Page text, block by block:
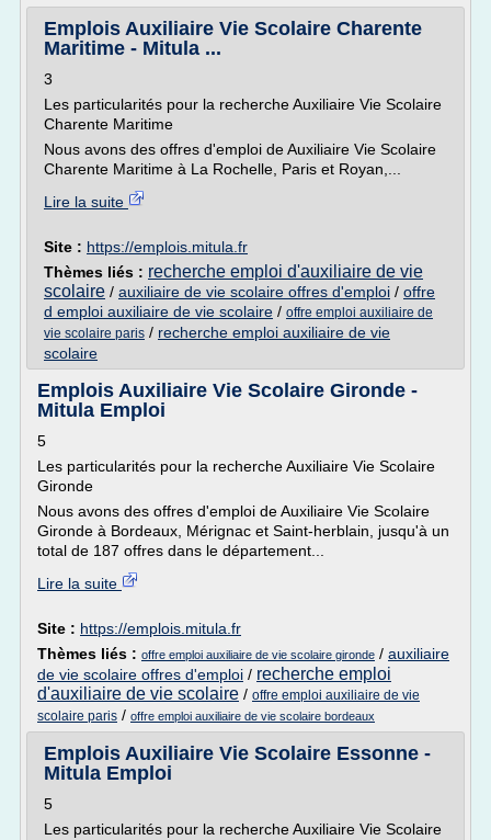
Emplois Auxiliaire Vie Scolaire Charente
Maritime - Mitula ...
3
Les particularités pour la recherche Auxiliaire Vie Scolaire
Charente Maritime
Nous avons des offres d'emploi de Auxiliaire Vie Scolaire
Charente Maritime à La Rochelle, Paris et Royan,...
Lire la suite
Site : https://emplois.mitula.fr
Thèmes liés : recherche emploi d'auxiliaire de vie
scolaire / auxiliaire de vie scolaire offres d'emploi / offre
d emploi auxiliaire de vie scolaire / offre emploi auxiliaire de
vie scolaire paris / recherche emploi auxiliaire de vie
scolaire
Emplois Auxiliaire Vie Scolaire Gironde -
Mitula Emploi
5
Les particularités pour la recherche Auxiliaire Vie Scolaire
Gironde
Nous avons des offres d'emploi de Auxiliaire Vie Scolaire
Gironde à Bordeaux, Mérignac et Saint-herblain, jusqu'à un
total de 187 offres dans le département...
Lire la suite
Site : https://emplois.mitula.fr
Thèmes liés : offre emploi auxiliaire de vie scolaire gironde / auxiliaire
de vie scolaire offres d'emploi / recherche emploi
d'auxiliaire de vie scolaire / offre emploi auxiliaire de vie
scolaire paris / offre emploi auxiliaire de vie scolaire bordeaux
Emplois Auxiliaire Vie Scolaire Essonne -
Mitula Emploi
5
Les particularités pour la recherche Auxiliaire Vie Scolaire